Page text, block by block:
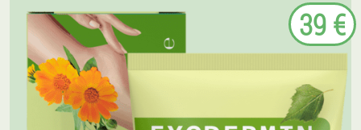
39 €